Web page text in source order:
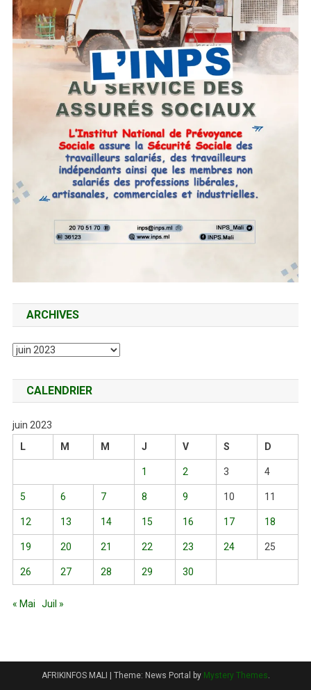
ARCHIVES
Archives
CALENDRIER
juin 2023
L
M M J V S D
1 2 3 4
5 6 7 8 9 10 11
12 13 14 15 16 17 18
19 20 21 22 23 24 25
26 27 28 29 30
« Mai Juil »
AFRIKINFOS MALI | Theme: News Portal by Mystery Themes.